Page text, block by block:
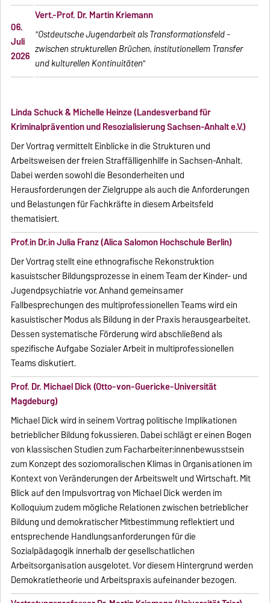
06.
Juli
2026
Vert.-Prof. Dr. Martin Kriemann
"Ostdeutsche Jugendarbeit als Transformationsfeld -
zwischen strukturellen Brüchen, institutionellem Transfer
und kulturellen Kontinuitäten"
Linda Schuck & Michelle Heinze (Landesverband für
Kriminalprävention und Resozialisierung Sachsen-Anhalt e.V.)
Der Vortrag vermittelt Einblicke in die Strukturen und
Arbeitsweisen der freien Straffälligenhilfe in Sachsen-Anhalt.
Dabei werden sowohl die Besonderheiten und
Herausforderungen der Zielgruppe als auch die Anforderungen
und Belastungen für Fachkräfte in diesem Arbeitsfeld
thematisiert.
Prof.in Dr.in Julia Franz (Alica Salomon Hochschule Berlin)
Der Vortrag stellt eine ethnografische Rekonstruktion
kasuistscher Bildungsprozesse in einem Team der Kinder- und
Jugendpsychiatrie vor. Anhand gemeinsamer
Fallbesprechungen des multiprofessionellen Teams wird ein
kasuistischer Modus als Bildung in der Praxis herausgearbeitet.
Dessen systematische Förderung wird abschließend als
spezifische Aufgabe Sozialer Arbeit in multiprofessionellen
Teams diskutiert.
Prof. Dr. Michael Dick (Otto-von-Guericke-Universität
Magdeburg)
Michael Dick wird in seinem Vortrag politische Implikationen
betrieblicher Bildung fokussieren. Dabei schlägt er einen Bogen
von klassischen Studien zum Facharbeiter:innenbewusstsein
zum Konzept des soziomoralischen Klimas in Organisationen im
Kontext von Veränderungen der Arbeitswelt und Wirtschaft. Mit
Blick auf den Impulsvortrag von Michael Dick werden im
Kolloquium zudem mögliche Relationen zwischen betrieblicher
Bildung und demokratischer Mitbestimmung reflektiert und
entsprechende Handlungsanforderungen für die
Sozialpädagogik innerhalb der gesellschatlichen
Arbeitsorganisation ausgelotet. Vor diesem Hintergrund werden
Demokratietheorie und Arbeitspraxis aufeinander bezogen.